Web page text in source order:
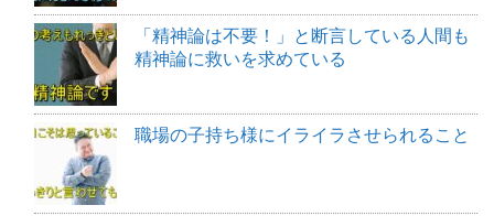
「精神論は不要！」と断言している人間も
精神論に救いを求めている
職場の子持ち様にイライラさせられること